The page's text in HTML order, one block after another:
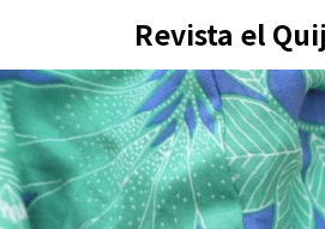
content
Revista el